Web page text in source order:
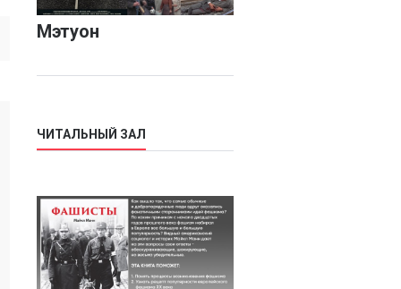
Мэтуон
ЧИТАЛЬНЫЙ ЗАЛ